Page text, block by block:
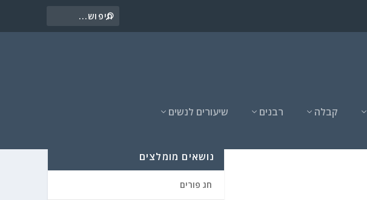
קבלה רבנים שיעורים לנשים
נושאים מומלצים
חג פורים